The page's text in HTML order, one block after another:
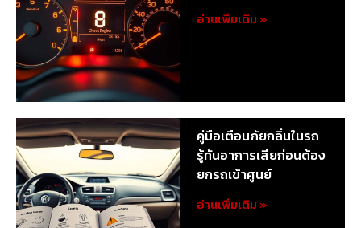
อ่านเพิ่มเติม »
คู่มือเตือนภัยกลิ่นในรถ
รู้ทันอาการเสียก่อนต้อง
ยกรถเข้าศูนย์
อ่านเพิ่มเติม »